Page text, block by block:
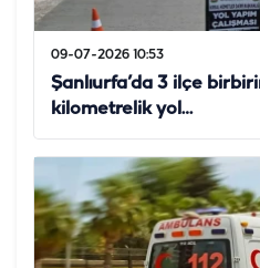
09-07-2026 10:53
Şanlıurfa’da 3 ilçe
kilometrelik yol…